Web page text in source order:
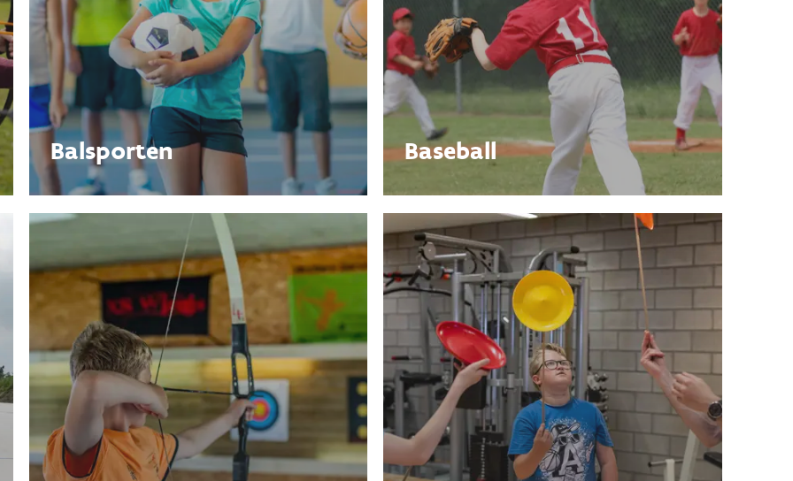
Balsporten Baseball